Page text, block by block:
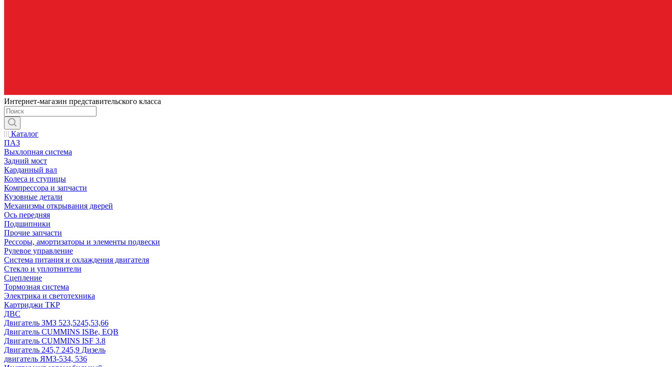
Интернет-магазин представительского класса
Каталог
ПАЗ
Выхлопная система
Задний мост
Карданный вал
Колеса и ступицы
Компрессора и запчасти
Кузовные детали
Механизмы открывания дверей
Ось передняя
Подшипники
Прочие запчасти
Рессоры, амортизаторы и элементы подвески
Рулевое управление
Система питания и охлаждения двигателя
Стекло и уплотнители
Сцепление
Тормозная система
Электрика и светотехника
Картриджи ТКР
ДВС
Двигатель ЗМЗ 523,5245,53,66
Двигатель CUMMINS ISBe, EQB
Двигатель CUMMINS ISF 3.8
Двигатель 245,7 245,9 Дизель
двигатель ЯМЗ-534, 536